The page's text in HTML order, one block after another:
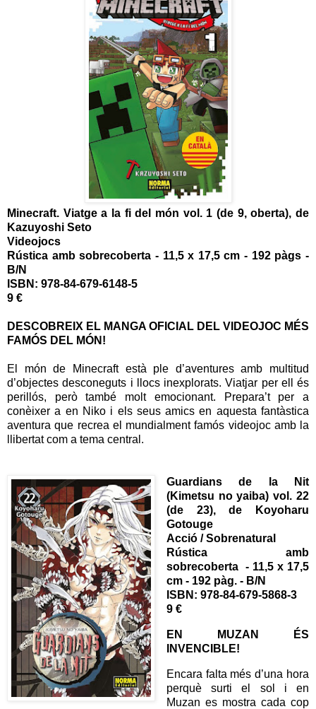
Minecraft. Viatge a la fi del món vol. 1 (de 9, oberta), de
Kazuyoshi Seto
Videojocs
Rústica amb sobrecoberta - 11,5 x 17,5 cm - 192 pàgs -
B/N
ISBN: 978-84-679-6148-5
9 €
DESCOBREIX EL MANGA OFICIAL DEL VIDEOJOC MÉS
FAMÓS DEL MÓN!
El món de Minecraft està ple d’aventures amb multitud
d’objectes desconeguts i llocs inexplorats. Viatjar per ell és
perillós, però també molt emocionant. Prepara’t per a
conèixer a en Niko i els seus amics en aquesta fantàstica
aventura que recrea el mundialment famós videojoc amb la
llibertat com a tema central.
Guardians de la Nit
(Kimetsu no yaiba) vol. 22
(de 23), de Koyoharu
Gotouge
Acció / Sobrenatural
Rústica amb
sobrecoberta - 11,5 x 17,5
cm - 192 pàg. - B/N
ISBN: 978-84-679-5868-3
9 €
EN MUZAN ÉS
INVENCIBLE!
Encara falta més d’una hora
perquè surti el sol i en
Muzan es mostra cada cop